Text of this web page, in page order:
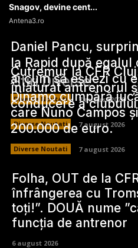
Snagov, devine cent...
Antena3.ro
Stiri Diverse:
Daniel Pancu,
la Rapid după egalul
ai cum să eșuezi cu
Diverse Noutati 7 august 2026
Cutremur la CFR
înlăturat antrenorul
conducere a clubului
Diverse Noutati 7 august 2026
Dinamo cumpără
care Nuno Campos
200.000 de euro.
Diverse Noutati 7 august 2026
Folha, OUT de la
înfrângerea cu
toți!”. DOUĂ nume
funcția de antrenor
6 august 2026